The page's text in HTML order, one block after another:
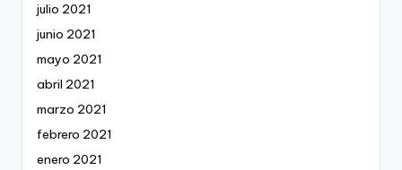
julio 2021
junio 2021
mayo 2021
abril 2021
marzo 2021
febrero 2021
enero 2021